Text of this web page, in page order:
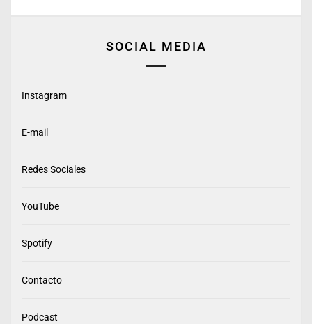
SOCIAL MEDIA
Instagram
E-mail
Redes Sociales
YouTube
Spotify
Contacto
Podcast